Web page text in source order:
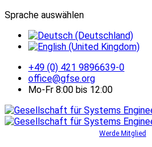
Sprache auswählen
+49 (0) 421 9896639-0
office@gfse.org
Mo-Fr 8:00 bis 12:00
Werde Mitglied